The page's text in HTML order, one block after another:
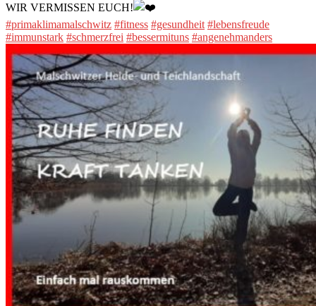
WIR VERMISSEN EUCH!
#primaklimamalschwitz #fitness #gesundheit #lebensfreude
#immunstark #schmerzfrei #bessermituns #angenehmanders